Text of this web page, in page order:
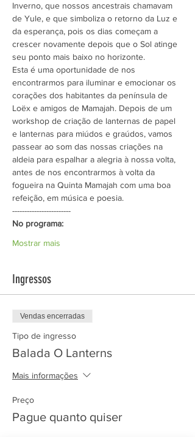
Inverno, que nossos ancestrais chamavam
de Yule, e que simboliza o retorno da Luz e
da esperança, pois os dias começam a
crescer novamente depois que o Sol atinge
seu ponto mais baixo no horizonte.
Esta é uma oportunidade de nos
encontrarmos para iluminar e emocionar os
corações dos habitantes da península de
Loëx e amigos de Mamajah. Depois de um
workshop de criação de lanternas de papel
e lanternas para miúdos e graúdos, vamos
passear ao som das nossas criações na
aldeia para espalhar a alegria à nossa volta,
antes de nos encontrarmos à volta da
fogueira na Quinta Mamajah com uma boa
refeição, em música e poesia.
------------------------
No programa:
Mostrar mais
Ingressos
Vendas encerradas
Tipo de ingresso
Balada O Lanterns
Mais informações
Preço
Pague quanto quiser